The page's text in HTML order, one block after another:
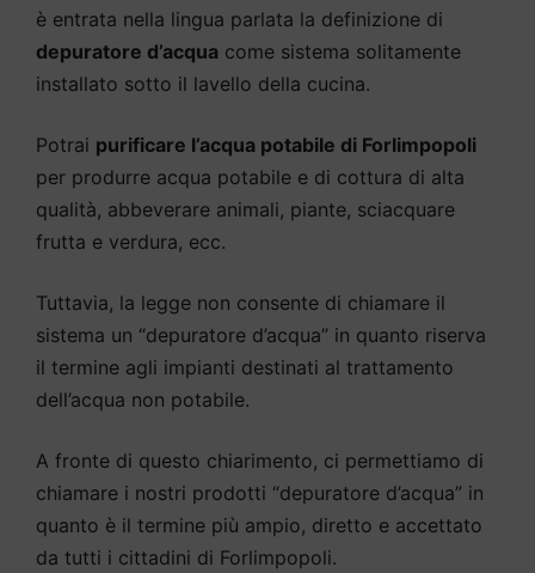
è entrata nella lingua parlata la definizione di
depuratore d’acqua come sistema solitamente
installato sotto il lavello della cucina.
Potrai purificare l’acqua potabile di Forlimpopoli
per produrre acqua potabile e di cottura di alta
qualità, abbeverare animali, piante, sciacquare
frutta e verdura, ecc.
Tuttavia, la legge non consente di chiamare il
sistema un “depuratore d’acqua” in quanto riserva
il termine agli impianti destinati al trattamento
dell’acqua non potabile.
A fronte di questo chiarimento, ci permettiamo di
chiamare i nostri prodotti “depuratore d’acqua” in
quanto è il termine più ampio, diretto e accettato
da tutti i cittadini di Forlimpopoli.